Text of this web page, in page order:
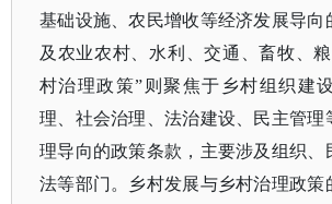
基础设施、农民增收等经济发展导向
及农业农村、水利、交通、畜牧、
村治理政策”则聚焦于乡村组织建
理、社会治理、法治建设、民主管理
理导向的政策条款，主要涉及组织、
法等部门。乡村发展与乡村治理政策